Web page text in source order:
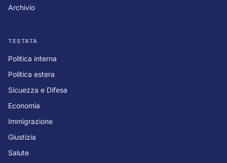
Archivio
TESTATA
Politica interna
Politica estera
Sicuezza e Difesa
Economia
Immigrazione
Giustizia
Salute